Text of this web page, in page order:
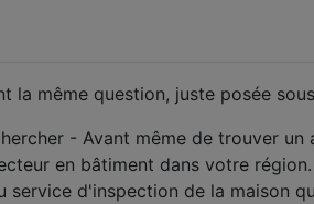
la même question, juste posée
- Avant même de trouver
en bâtiment dans votre
service d'inspection de la maison